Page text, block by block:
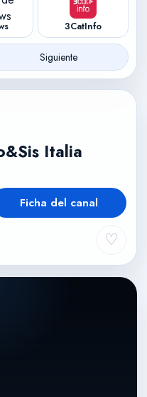
3CatInfo
Siguiente
Italia
Ficha del canal
♡